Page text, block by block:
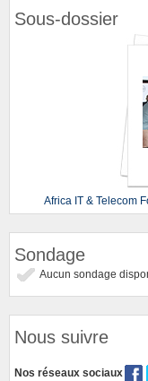
Sous-dossier
Africa IT & Telecom
Sondage
Aucun sondage
Nous suivre
Nos réseaux sociaux